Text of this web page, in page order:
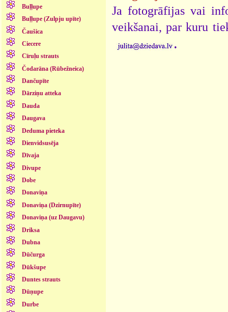
Buļļupe
Buļļupe (Zulpju upīte)
Čaušica
Ciecere
Cīruļu strauts
Čodarāna (Rūbežneica)
Dančupīte
Dārziņu atteka
Dauda
Daugava
Deduma pieteka
Dienvidsusēja
Dīvaja
Divupe
Dobe
Donaviņa
Donaviņa (Dzirnupīte)
Donaviņa (uz Daugavu)
Driksa
Dubna
Dūčurga
Dūkšupe
Duntes strauts
Dūņupe
Durbe
Ja fotogrāfijas vai
veikšanai, par kuru
.